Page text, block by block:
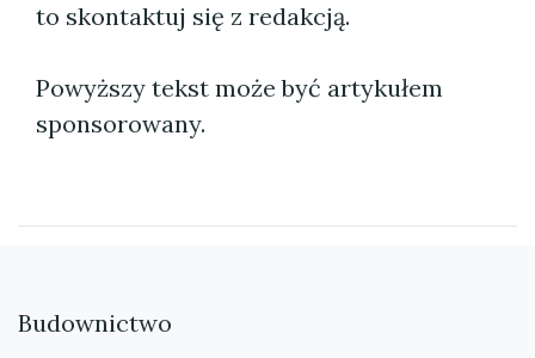
to skontaktuj się z redakcją.
Powyższy tekst może być artykułem
sponsorowany.
Budownictwo